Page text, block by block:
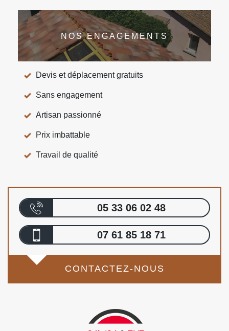
NOS ENGAGEMENTS
Devis et déplacement gratuits
Sans engagement
Artisan passionné
Prix imbattable
Travail de qualité
05 33 06 02 48
07 61 85 18 71
CONTACTEZ-NOUS